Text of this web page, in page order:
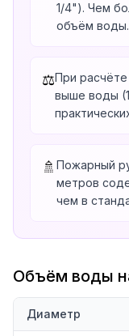
1/4"). Чем
объём воды.
⚖️При расчёте
выше воды
🚿 Пожарный
метров
чем в
Объём воды
Диаметр